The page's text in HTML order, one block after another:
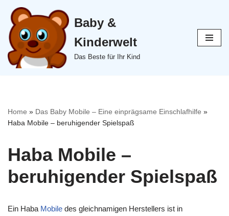
Zum
Inhalt
springen
Baby &
Kinderwelt
Das Beste für Ihr Kind
Home » Das Baby Mobile – Eine einprägsame Einschlafhilfe »
Haba Mobile – beruhigender Spielspaß
Haba Mobile –
beruhigender Spielspaß
Ein Haba Mobile des gleichnamigen Herstellers ist in